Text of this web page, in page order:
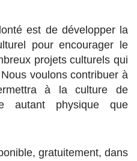
est de développer la
pour encourager le
projets culturels qui
voulons contribuer à
à la culture de
autant physique que
gratuitement, dans